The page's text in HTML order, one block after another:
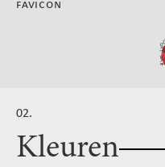
favicon
02.
Kleuren